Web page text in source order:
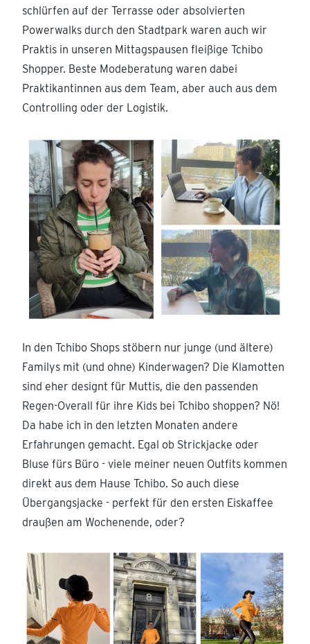
schlürfen auf der Terrasse oder absolvierten
Powerwalks durch den Stadtpark waren auch wir
Praktis in unseren Mittagspausen fleißige Tchibo
Shopper. Beste Modeberatung waren dabei
Praktikantinnen aus dem Team, aber auch aus dem
Controlling oder der Logistik.
In den Tchibo Shops stöbern nur junge (und ältere)
Familys mit (und ohne) Kinderwagen? Die Klamotten
sind eher designt für Muttis, die den passenden
Regen-Overall für ihre Kids bei Tchibo shoppen? Nö!
Da habe ich in den letzten Monaten andere
Erfahrungen gemacht. Egal ob Strickjacke oder
Bluse fürs Büro - viele meiner neuen Outfits kommen
direkt aus dem Hause Tchibo. So auch diese
Übergangsjacke - perfekt für den ersten Eiskaffee
draußen am Wochenende, oder?